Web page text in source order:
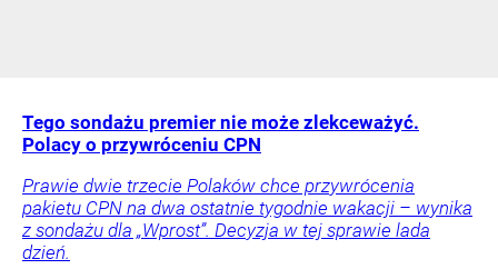
Tego sondażu premier nie może zlekceważyć.
Polacy o przywróceniu CPN
Prawie dwie trzecie Polaków chce przywrócenia
pakietu CPN na dwa ostatnie tygodnie wakacji – wynika
z sondażu dla „Wprost”. Decyzja w tej sprawie lada
dzień.